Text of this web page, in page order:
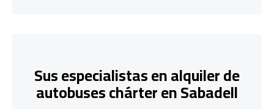
Sus especialistas en alquiler de
autobuses chárter en Sabadell